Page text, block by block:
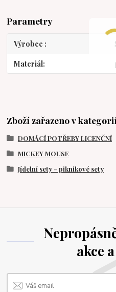
Parametry
Výrobce
Materiál
Zboží zařazeno v
DOMÁCÍ POTŘEBY LICENČNÍ
MICKEY MOUSE
Jídelní sety - piknikové sety
akce